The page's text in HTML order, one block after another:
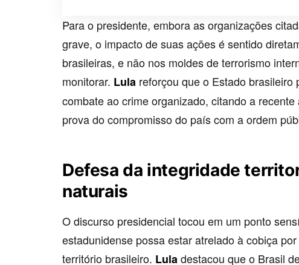
Para o presidente, embora as organizações
grave, o impacto de suas ações é sentido
brasileiras, e não nos moldes de terrorismo
monitorar. Lula reforçou que o Estado
combate ao crime organizado, citando a
prova do compromisso do país com a ordem
Defesa da integridade
naturais
O discurso presidencial tocou em um ponto
estadunidense possa estar atrelado à cobiça
território brasileiro. Luladestacou que o Brasil